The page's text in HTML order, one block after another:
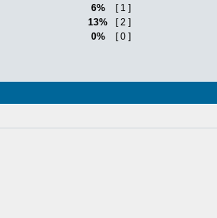
6%
[ 1 ]
13%
[ 2 ]
0%
[ 0 ]